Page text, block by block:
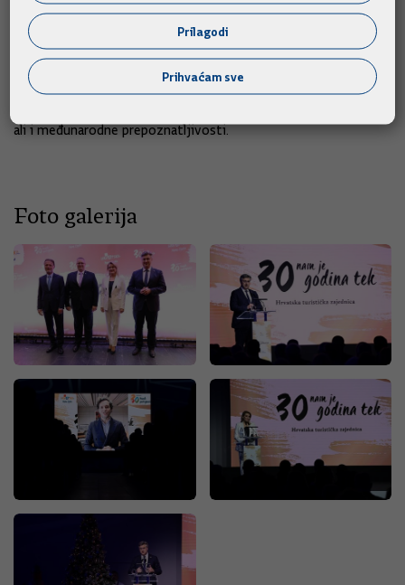
"Uvjeren sam da će ulazak u europodručje i Schengen imati
pozitivne učinke na hrvatski turizam, koji će zbog toga biti
još i bolji i time pridonijeti hrvatskom gospodarstvu", poručio
je Plenković, istaknuvši još jednom turistički sektor važnim
ali i međunarodne prepoznatljivosti.
Foto galerija
Prilagodi
Prihvaćam sve